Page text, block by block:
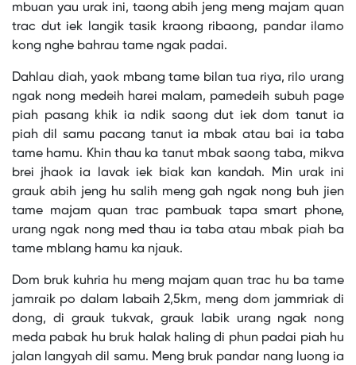
mbuan yau urak ini, taong abih jeng meng majam quan
trac dut iek langik tasik kraong ribaong, pandar ilamo
kong nghe bahrau tame ngak padai.
Dahlau diah, yaok mbang tame bilan tua riya, rilo urang
ngak nong medeih harei malam, pamedeih subuh page
piah pasang khik ia ndik saong dut iek dom tanut ia
piah dil samu pacang tanut ia mbak atau bai ia taba
tame hamu. Khin thau ka tanut mbak saong taba, mikva
brei jhaok ia lavak iek biak kan kandah. Min urak ini
grauk abih jeng hu salih meng gah ngak nong buh jien
tame majam quan trac pambuak tapa smart phone,
urang ngak nong med thau ia taba atau mbak piah ba
tame mblang hamu ka njauk.
Dom bruk kuhria hu meng majam quan trac hu ba tame
jamraik po dalam labaih 2,5km, meng dom jammriak di
dong, di grauk tukvak, grauk labik urang ngak nong
meda pabak hu bruk halak haling di phun padai piah hu
jalan langyah dil samu. Meng bruk pandar nang luong ia